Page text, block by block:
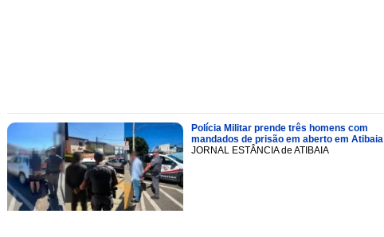
Polícia Militar prende três homens com
mandados de prisão em aberto em Atibaia
JORNAL ESTÂNCIA de ATIBAIA